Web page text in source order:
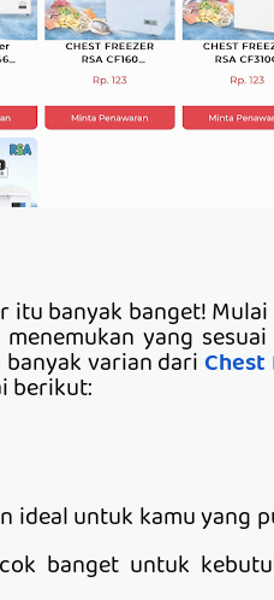
itu banyak banget!
yang
varian dari Chest
berikut:
ideal untuk kamu yang
banget untuk